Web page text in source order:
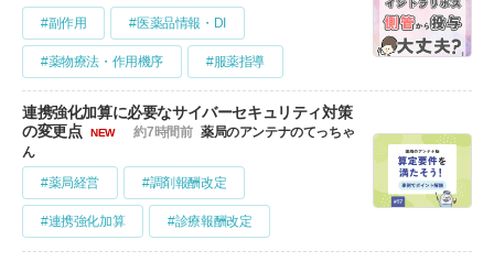
#副作用 #医薬品情報・DI
#薬物療法・作用機序 #服薬指導
連携強化加算に必要なサイバーセキュリティ対策
の変更点
NEW 約7時間前 薬局のアンテナのてっちゃ
ん
#薬局経営
#調剤報酬改定
#連携強化加算 #診療報酬改定